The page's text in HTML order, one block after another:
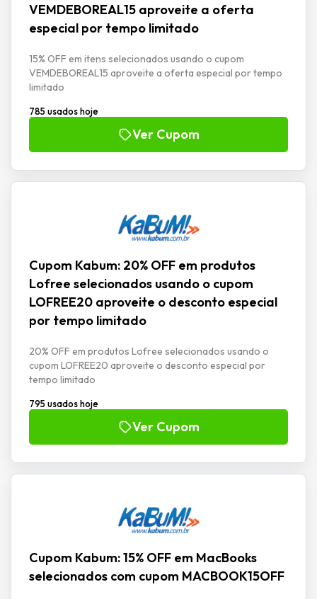
VEMDEBOREAL15 aproveite a oferta
especial por tempo limitado
15% OFF em itens selecionados usando o cupom
VEMDEBOREAL15 aproveite a oferta especial por tempo
limitado
785 usados hoje
Ver Cupom
Cupom Kabum: 20% OFF em produtos
Lofree selecionados usando o cupom
LOFREE20 aproveite o desconto especial
por tempo limitado
20% OFF em produtos Lofree selecionados usando o
cupom LOFREE20 aproveite o desconto especial por
tempo limitado
795 usados hoje
Ver Cupom
Cupom Kabum: 15% OFF em MacBooks
selecionados com cupom MACBOOK15OFF